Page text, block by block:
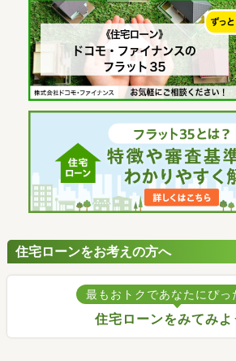
住宅ローンをお考えの方へ
最もおトクであなたにぴっ
住宅ローンをみてみよ